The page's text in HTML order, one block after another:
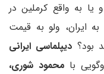
یا به واقع کرملین در
ایران، ولو به قیمت
بود؟ دیپلماسی ایرانی
با محمود شوری،